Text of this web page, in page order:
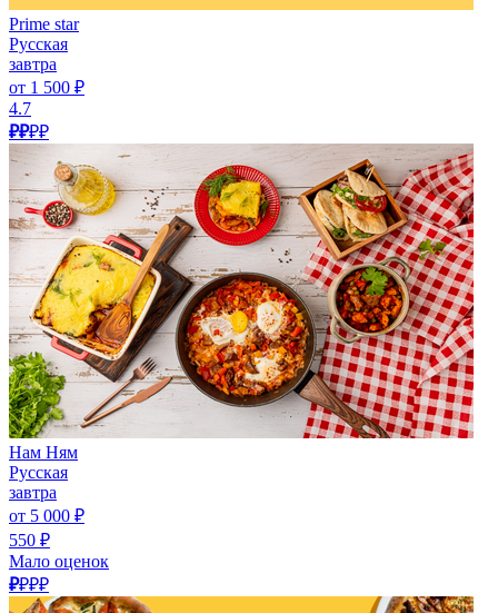
Prime star
Русская
завтра
от 1 500 ₽
4.7
₽₽₽₽
Нам Ням
Русская
завтра
от 5 000 ₽
550 ₽
Мало оценок
₽₽₽₽